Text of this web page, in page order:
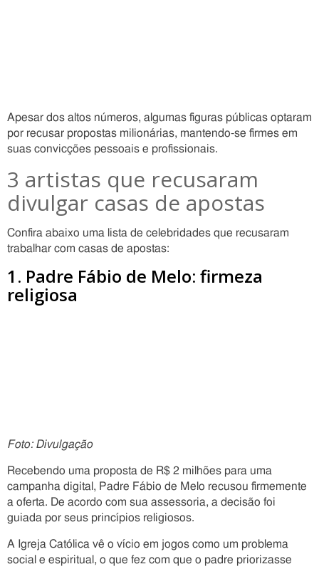
Apesar dos altos números, algumas figuras públicas optaram
por recusar propostas milionárias, mantendo-se firmes em
suas convicções pessoais e profissionais.
3 artistas que recusaram
divulgar casas de apostas
Confira abaixo uma lista de celebridades que recusaram
trabalhar com casas de apostas:
1. Padre Fábio de Melo: firmeza
religiosa
Foto: Divulgação
Recebendo uma proposta de R$ 2 milhões para uma
campanha digital, Padre Fábio de Melo recusou firmemente
a oferta. De acordo com sua assessoria, a decisão foi
guiada por seus princípios religiosos.
A Igreja Católica vê o vício em jogos como um problema
social e espiritual, o que fez com que o padre priorizasse